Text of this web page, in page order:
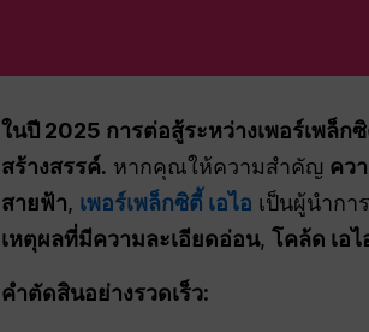
ในปี 2025 การต่อสู้ระหว่างเพอร์เพล็
สร้างสรรค์. หากคุณให้ความสำคัญ คว
สายฟ้า, เพอร์เพล็กซิตี้ เอไอ เป็นผู้นำก
เหตุผลที่มีความละเอียดอ่อน, โคล้ด เอไ
คำตัดสินอย่างรวดเร็ว: